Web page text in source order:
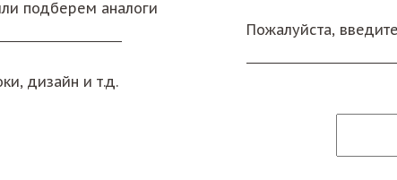
подберем аналоги
Пожалуйста,
дизайн и т.д.